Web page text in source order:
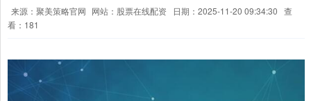
来源：聚美策略官网 网站：股票在线配资 日期：2025-11-20 09:34:30 查
看：181